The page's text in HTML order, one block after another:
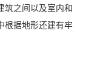
筑之间以及室内和
根据地形还建有牢